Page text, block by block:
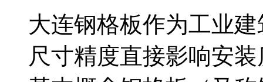
大连钢格板作为工业
尺寸精度直接影响安